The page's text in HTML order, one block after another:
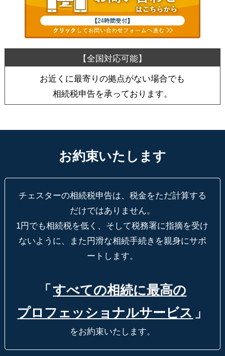
お近くに最寄りの拠点がない場合でも
相続税申告を承っております。
お約束いたします
チェスターの相続税申告は、税金をただ計算する
だけではありません。
1円でも相続税を低く、そして税務署に指摘を受け
ないように、
また円滑な相続手続きを親身にサポ
ートします。
「 すべての相続に最高の
プロフェッショナルサービス 」
をお約束いたします。